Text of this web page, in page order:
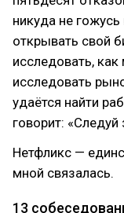
никуда не
открывать свой
исследовать,
исследовать
удаётся найти
говорит: «Следуй
Нетфликс —
мной связалась.
13